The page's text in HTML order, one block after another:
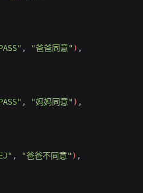
, "爸爸同意" ) ,
, "妈妈同意" ) ,
, "爸爸不同意" ) ,